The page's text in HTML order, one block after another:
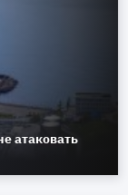
атаковать